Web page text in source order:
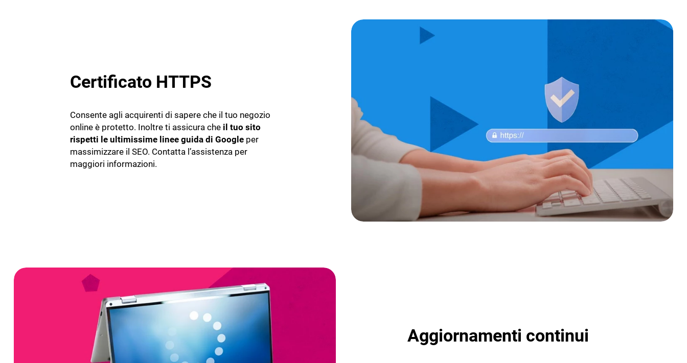
Certificato HTTPS
Consente agli acquirenti di sapere che il tuo negozio
online è protetto. Inoltre ti assicura che il tuo sito
rispetti le ultimissime linee guida di Google per
massimizzare il SEO. Contatta l’assistenza per
maggiori informazioni.
Aggiornamenti continui